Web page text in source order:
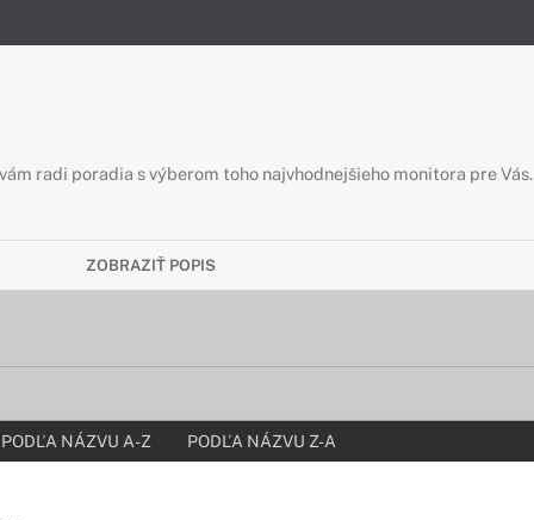
radi poradia s výberom toho najvhodnejšieho monitora pre Vás.
ZOBRAZIŤ POPIS
PODĽA NÁZVU A-Z PODĽA NÁZVU Z-A